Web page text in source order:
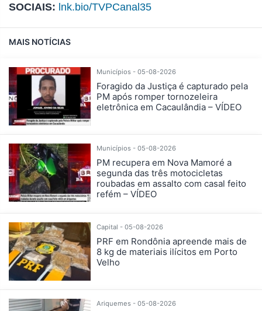
SOCIAIS: lnk.bio/TVPCanal35
MAIS NOTÍCIAS
Municípios - 05-08-2026
Foragido da Justiça é capturado pela
PM após romper tornozeleira
eletrônica em Cacaulândia – VÍDEO
Municípios - 05-08-2026
PM recupera em Nova Mamoré a
segunda das três motocicletas
roubadas em assalto com casal feito
refém – VÍDEO
Capital - 05-08-2026
PRF em Rondônia apreende mais de
8 kg de materiais ilícitos em Porto
Velho
Ariquemes - 05-08-2026